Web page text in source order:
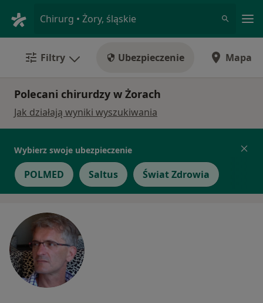
Chirurg • Żory, śląskie
Filtry Ubezpieczenie Mapa
Polecani chirurdzy w Żorach
Jak działają wyniki wyszukiwania
Wybierz swoje ubezpieczenie
POLMED Saltus Świat Zdrowia